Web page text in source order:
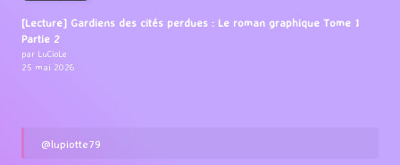
[Lecture] Gardiens des cités perdues : Le roman graphique Tome 1
Partie 2
par LuCioLe
25 mai 2026
@lupiotte79